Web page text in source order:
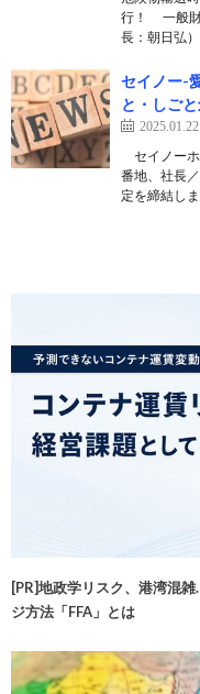
行！ 一般財
長：朝日弘
セイノー-
と・しご
2025.01.22
セイノーホ
番地、社長
定を締結し
[PR]地政学リスク、港湾混
ジ方法「FFA」とは